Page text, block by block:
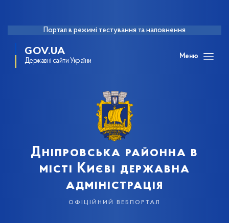
Портал в режимі тестування та наповнення
GOV.UA
Державні сайти України
Меню
Дніпровська районна в
місті Києві державна
адміністрація
офіційний вебпортал